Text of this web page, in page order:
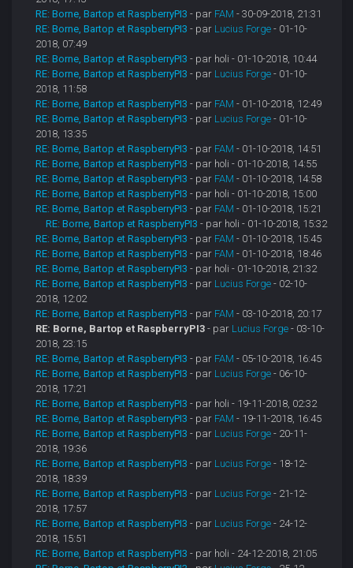
RE: Borne, Bartop et RaspberryPI3 - par FAM - 30-09-2018, 21:31
RE: Borne, Bartop et RaspberryPI3 - par Lucius Forge - 01-10-
2018, 07:49
RE: Borne, Bartop et RaspberryPI3 - par holi - 01-10-2018, 10:44
RE: Borne, Bartop et RaspberryPI3 - par Lucius Forge - 01-10-
2018, 11:58
RE: Borne, Bartop et RaspberryPI3 - par FAM - 01-10-2018, 12:49
RE: Borne, Bartop et RaspberryPI3 - par Lucius Forge - 01-10-
2018, 13:35
RE: Borne, Bartop et RaspberryPI3 - par FAM - 01-10-2018, 14:51
RE: Borne, Bartop et RaspberryPI3 - par holi - 01-10-2018, 14:55
RE: Borne, Bartop et RaspberryPI3 - par FAM - 01-10-2018, 14:58
RE: Borne, Bartop et RaspberryPI3 - par holi - 01-10-2018, 15:00
RE: Borne, Bartop et RaspberryPI3 - par FAM - 01-10-2018, 15:21
RE: Borne, Bartop et RaspberryPI3 - par holi - 01-10-2018, 15:32
RE: Borne, Bartop et RaspberryPI3 - par FAM - 01-10-2018, 15:45
RE: Borne, Bartop et RaspberryPI3 - par FAM - 01-10-2018, 18:46
RE: Borne, Bartop et RaspberryPI3 - par holi - 01-10-2018, 21:32
RE: Borne, Bartop et RaspberryPI3 - par Lucius Forge - 02-10-
2018, 12:02
RE: Borne, Bartop et RaspberryPI3 - par FAM - 03-10-2018, 20:17
RE: Borne, Bartop et RaspberryPI3 - par Lucius Forge - 03-10-
2018, 23:15
RE: Borne, Bartop et RaspberryPI3 - par FAM - 05-10-2018, 16:45
RE: Borne, Bartop et RaspberryPI3 - par Lucius Forge - 06-10-
2018, 17:21
RE: Borne, Bartop et RaspberryPI3 - par holi - 19-11-2018, 02:32
RE: Borne, Bartop et RaspberryPI3 - par FAM - 19-11-2018, 16:45
RE: Borne, Bartop et RaspberryPI3 - par Lucius Forge - 20-11-
2018, 19:36
RE: Borne, Bartop et RaspberryPI3 - par Lucius Forge - 18-12-
2018, 18:39
RE: Borne, Bartop et RaspberryPI3 - par Lucius Forge - 21-12-
2018, 17:57
RE: Borne, Bartop et RaspberryPI3 - par Lucius Forge - 24-12-
2018, 15:51
RE: Borne, Bartop et RaspberryPI3 - par holi - 24-12-2018, 21:05